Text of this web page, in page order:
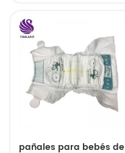
pañales para bebés de